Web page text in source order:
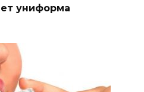
униформа